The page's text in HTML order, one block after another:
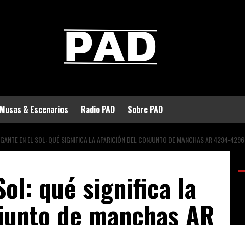
Musas & Escenarios Radio PAD Sobre PAD
EN EL SOL: QUÉ SIGNIFICA LA APARICIÓN DEL CONJUNTO DE MANCHAS AR 4294-4296
qué significa la
de manchas AR